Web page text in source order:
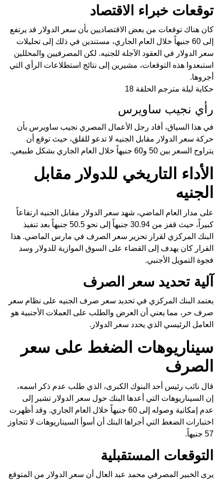
توقعات خبراء الاقتصاد
كان هناك توقعات من بعض الاقتصاديين بأن سعر الدولار قد يرتفع
إلى 60 جنيهاً خلال العام الجاري، مستندين في ذلك إلى تحليلات
سعر الدولار في العقود الآجلة للجنيه. لكن المصرفيين والمحللين
استبعدوا هذه التوقعات، مشيرين إلى نتائج استطلاعات الرأي التي
أجروها.
حكاية ليلة مترجم الحلقة 18
رأي نجيب ساويرس
في هذا السياق، أفاد رجل الأعمال المصري نجيب ساويرس بأن
حركة سعر الدولار مقابل الجنيه لا تدعو للقلق، حيث توقع أن
يتراوح السعر بين 50 و60 جنيهاً خلال العام الجاري بشكل طبيعي.
الأداء التاريخي للدولار مقابل
الجنيه
على مدار العام الماضي، شهد سعر الدولار مقابل الجنيه ارتفاعاً
كبيراً، حيث قفز من 30.94 جنيهاً إلى نحو 50.5 جنيهاً بعد تنفيذ
البنك المركزي لقرار تحرير سعر الصرف في مارس الماضي. هذا
القرار كان يهدف إلى القضاء على السوق الموازية للدولار وسد
فجوة التمويل الأجنبي.
آلية تحديد سعر الصرف
يعتمد البنك المركزي في تحديد سعر صرف الجنيه على نظام سعر
صرف حر، مما يعني أن العرض والطلب على العملات الأجنبية هو
العامل الرئيسي الذي يحدد سعر الدولار.
سيناريوهات الضغط على سعر
الصرف
قال نائب رئيس أحد البنوك الكبرى، الذي طلب عدم ذكر اسمه،
إن السيناريوهات التي أعدها البنك حول سعر الدولار تشير إلى
عدم إمكانية وصوله إلى 60 جنيهاً خلال العام الجاري. وقد أظهرت
اختبارات الضغط التي أجراها البنك أن أسوأ السيناريوهات لا تتجاوز
57 جنيهاً.
التوقعات المستقبلية
يرى الخبير المصرفي محمد عبد العال أن سعر الدولار من المتوقع